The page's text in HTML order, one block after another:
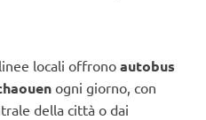
locali offrono autobus
ogni giorno, con
della città o dai